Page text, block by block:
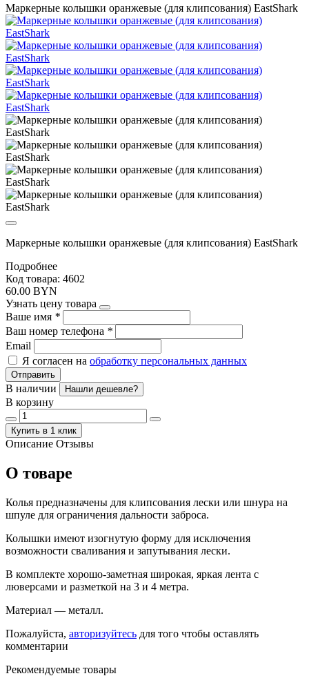
Маркерные колышки оранжевые (для клипсования) EastShark
Маркерные колышки оранжевые (для клипсования) EastShark
Подробнее
Код товара: 4602
60.00 BYN
Узнать цену товара
Ваше имя *
Ваш номер телефона *
Email
Я согласен на обработку персональных данных
Отправить
В наличии Нашли дешевле?
В корзину
Купить в 1 клик
Описание Отзывы
О товаре
Колья предназначены для клипсования лески или шнура на
шпуле для ограничения дальности заброса.
Колышки имеют изогнутую форму для исключения
возможности сваливания и запутывания лески.
В комплекте хорошо-заметная широкая, яркая лента с
люверсами и разметкой на 3 и 4 метра.
Материал — металл.
Пожалуйста, авторизуйтесь для того чтобы оставлять
комментарии
Рекомендуемые товары